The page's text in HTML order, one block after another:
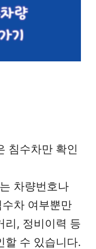
침수차만 확인
차량번호나
차 여부뿐만
리, 정비이력 등
할 수 있습니다.